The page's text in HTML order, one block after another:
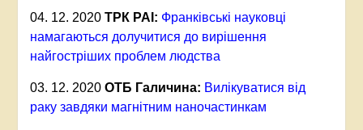
04. 12. 2020 ТРК РАІ: Франківські науковці
намагаються долучитися до вирішення
найгостріших проблем людства
03. 12. 2020 ОТБ Галичина: Вилікуватися від
раку завдяки магнітним наночастинкам